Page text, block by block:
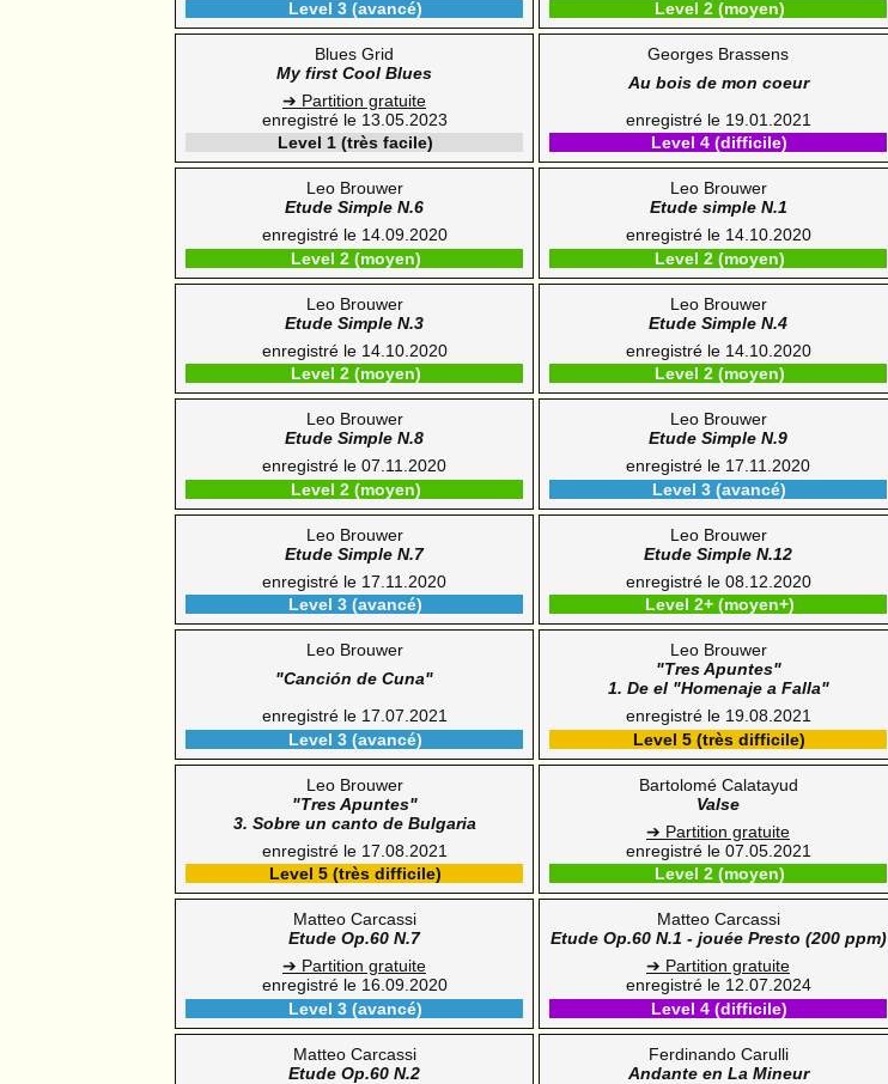
Level 3 (avancé)
Level 2 (moyen)
Blues Grid
My first Cool Blues
➔ Partition gratuite
enregistré le 13.05.2023
Level 1 (très facile)
Georges Brassens
Au bois de mon coeur
enregistré le 19.01.2021
Level 4 (difficile)
Leo Brouwer
Etude Simple N.6
enregistré le 14.09.2020
Level 2 (moyen)
Leo Brouwer
Etude simple N.1
enregistré le 14.10.2020
Level 2 (moyen)
Leo Brouwer
Etude Simple N.3
enregistré le 14.10.2020
Level 2 (moyen)
Leo Brouwer
Etude Simple N.4
enregistré le 14.10.2020
Level 2 (moyen)
Leo Brouwer
Etude Simple N.8
enregistré le 07.11.2020
Level 2 (moyen)
Leo Brouwer
Etude Simple N.9
enregistré le 17.11.2020
Level 3 (avancé)
Leo Brouwer
Etude Simple N.7
enregistré le 17.11.2020
Level 3 (avancé)
Leo Brouwer
Etude Simple N.12
enregistré le 08.12.2020
Level 2+ (moyen+)
Leo Brouwer
"Canción de Cuna"
enregistré le 17.07.2021
Level 3 (avancé)
Leo Brouwer
"Tres Apuntes"
1. De el "Homenaje a Falla"
enregistré le 19.08.2021
Level 5 (très difficile)
Leo Brouwer
"Tres Apuntes"
3. Sobre un canto de Bulgaria
enregistré le 17.08.2021
Level 5 (très difficile)
Bartolomé Calatayud
Valse
➔ Partition gratuite
enregistré le 07.05.2021
Level 2 (moyen)
Matteo Carcassi
Etude Op.60 N.7
➔ Partition gratuite
enregistré le 16.09.2020
Level 3 (avancé)
Matteo Carcassi
Etude Op.60 N.1 - jouée Presto (200 ppm)
➔ Partition gratuite
enregistré le 12.07.2024
Level 4 (difficile)
Matteo Carcassi
Etude Op.60 N.2
Ferdinando Carulli
Andante en La Mineur